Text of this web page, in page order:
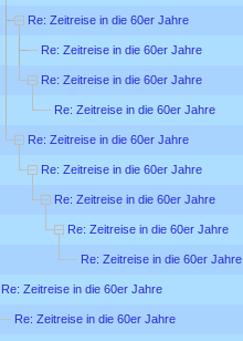
Re: Zeitreise in die 60er Jahre
Re: Zeitreise in die 60er Jahre
Re: Zeitreise in die 60er Jahre
Re: Zeitreise in die 60er Jahre
Re: Zeitreise in die 60er Jahre
Re: Zeitreise in die 60er Jahre
Re: Zeitreise in die 60er Jahre
Re: Zeitreise in die 60er Jahre
Re: Zeitreise in die 60er Jahre
Re: Zeitreise in die 60er Jahre
Re: Zeitreise in die 60er Jahre